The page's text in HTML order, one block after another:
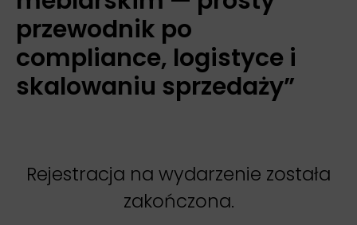
przewodnik po
compliance, logistyce i
skalowaniu sprzedaży”
Rejestracja na wydarzenie została
zakończona.